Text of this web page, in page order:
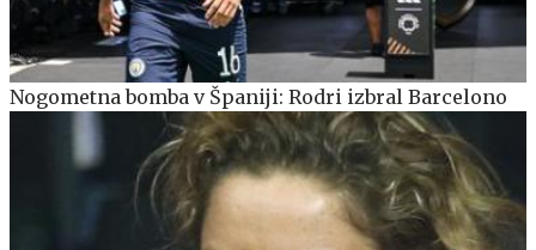
Nogometna bomba v Španiji: Rodri izbral Barcelono